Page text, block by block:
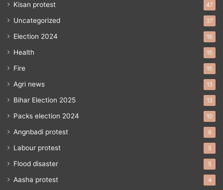
Kisan protest 47
Uncategorized 37
Election 2024 16
Health 15
Fire 15
Agri news 13
Bihar Election 2025 13
Packs election 2024 10
Angnbadi protest 6
Labour protest 5
Flood disaster 5
Aasha protest 4